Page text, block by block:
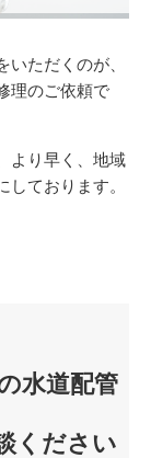
ただくのが、
理のご依頼で
より早く、地域
ております。
水道配管
ください